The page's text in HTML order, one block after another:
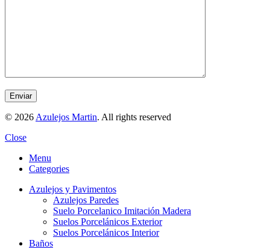
© 2026 Azulejos Martin. All rights reserved
Close
Menu
Categories
Azulejos y Pavimentos
Azulejos Paredes
Suelo Porcelanico Imitación Madera
Suelos Porcelánicos Exterior
Suelos Porcelánicos Interior
Baños